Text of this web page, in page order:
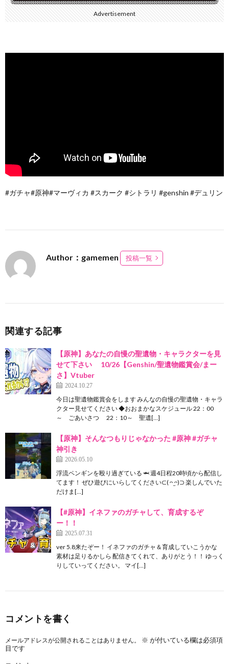
Advertisement
#ガチャ#原神#マーヴィカ #スカーク #シトラリ #genshin #デュリン
Author：gamemen 投稿一覧
関連する記事
【原神】あなたの自慢の聖遺物・キャラクターを見
せて下さい 10/26【Genshin/聖遺物鑑賞会/まー
さ】Vtuber
2024.10.27
今日は聖遺物鑑賞会をします みんなの自慢の聖遺物・キャラ
クター見せてください ◆おおまかなスケジュール 22：00
～ ごあいさつ 22：10～ 聖遺[…]
【原神】そんなつもりじゃなかった #原神 #ガチャ
神引き
2026.05.10
浮流ペンギンを殴り過ぎている 🦈 週4日程20時頃から配信し
てます！ ぜひ遊びにいらしてください⊂( ᴖ ̫ᴖ)⊃ 楽しんでいた
だけま[…]
【#原神】イネファのガチャして、育成するぞ
ー！！
2025.07.31
ver 5.8来たぞー！ イネファのガチャ＆育成していこうかな
素材は足りるかしら 配信きてくれて、ありがとう！！ ゆっく
りしていってください。 マイ[…]
コメントを書く
メールアドレスが公開されることはありません。 ※ が付いている欄は必須項
目です